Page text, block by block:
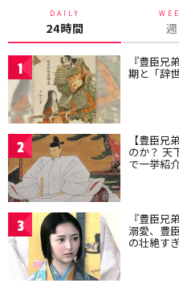
DAILY
24時間
1 『豊臣兄
期と「辞
2 【豊臣兄
のか？ 天
で一挙紹
3 『豊臣兄
溺愛、豊
の壮絶す